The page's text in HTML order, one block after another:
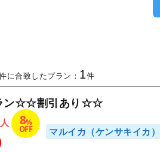
に合致したプラン： 1件
ン☆☆割引あり☆☆
8%
OFF マルイカ（ケンサキイカ）